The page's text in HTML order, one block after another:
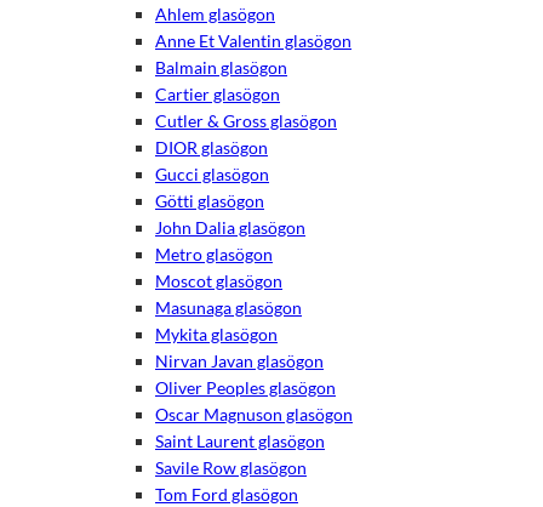
Ahlem glasögon
Anne Et Valentin glasögon
Balmain glasögon
Cartier glasögon
Cutler & Gross glasögon
DIOR glasögon
Gucci glasögon
Götti glasögon
John Dalia glasögon
Metro glasögon
Moscot glasögon
Masunaga glasögon
Mykita glasögon
Nirvan Javan glasögon
Oliver Peoples glasögon
Oscar Magnuson glasögon
Saint Laurent glasögon
Savile Row glasögon
Tom Ford glasögon